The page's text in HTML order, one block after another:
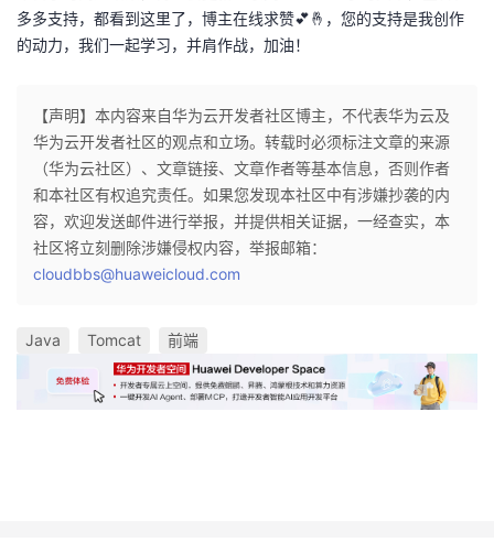
多多支持，都看到这里了，博主在线求赞💕🤞，您的支持是我创作
的动力，我们一起学习，并肩作战，加油！
【声明】本内容来自华为云开发者社区博主，不代表华为云及
华为云开发者社区的观点和立场。转载时必须标注文章的来源
（华为云社区）、文章链接、文章作者等基本信息，否则作者
和本社区有权追究责任。如果您发现本社区中有涉嫌抄袭的内
容，欢迎发送邮件进行举报，并提供相关证据，一经查实，本
社区将立刻删除涉嫌侵权内容，举报邮箱：
cloudbbs@huaweicloud.com
Java Tomcat 前端